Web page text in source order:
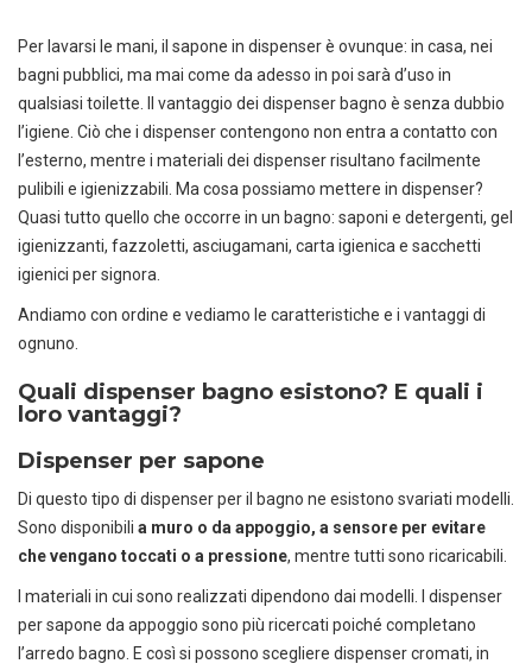
Per lavarsi le mani, il sapone in dispenser è ovunque: in casa, nei
bagni pubblici, ma mai come da adesso in poi sarà d’uso in
qualsiasi toilette. Il vantaggio dei dispenser bagno è senza dubbio
l’igiene. Ciò che i dispenser contengono non entra a contatto con
l’esterno, mentre i materiali dei dispenser risultano facilmente
pulibili e igienizzabili. Ma cosa possiamo mettere in dispenser?
Quasi tutto quello che occorre in un bagno: saponi e detergenti, gel
igienizzanti, fazzoletti, asciugamani, carta igienica e sacchetti
igienici per signora.
Andiamo con ordine e vediamo le caratteristiche e i vantaggi di
ognuno.
Quali dispenser bagno esistono? E quali i
loro vantaggi?
Dispenser per sapone
Di questo tipo di dispenser per il bagno ne esistono svariati modelli.
Sono disponibili a muro o da appoggio, a sensore per evitare
che vengano toccati o a pressione, mentre tutti sono ricaricabili.
I materiali in cui sono realizzati dipendono dai modelli. I dispenser
per sapone da appoggio sono più ricercati poiché completano
l’arredo bagno. E così si possono scegliere dispenser cromati, in